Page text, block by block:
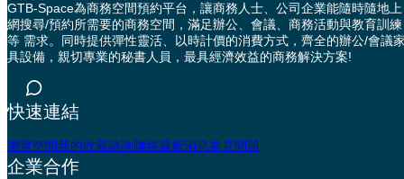
GTB-Space為商務空間預約平台，讓商務人士、公司企業能隨時隨地上
網搜尋/預約所需要的商務空間，滿足辦公、會議、商務活動與教育訓練
等 需求。同時提供彈性靈活、以時計價的消費方式，齊全的辦公/會議
具設備，親切專業的秘書人員，最具經濟效益的商務解決方案!
快速連結
瀏覽空間我的收藏諮詢聯絡最新消息常見問題
企業合作